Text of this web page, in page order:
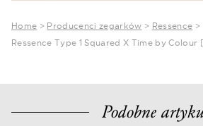
Home > Producenci zegarków > Ressence >
Ressence Type 1 Squared X Time by Colour
Podobne